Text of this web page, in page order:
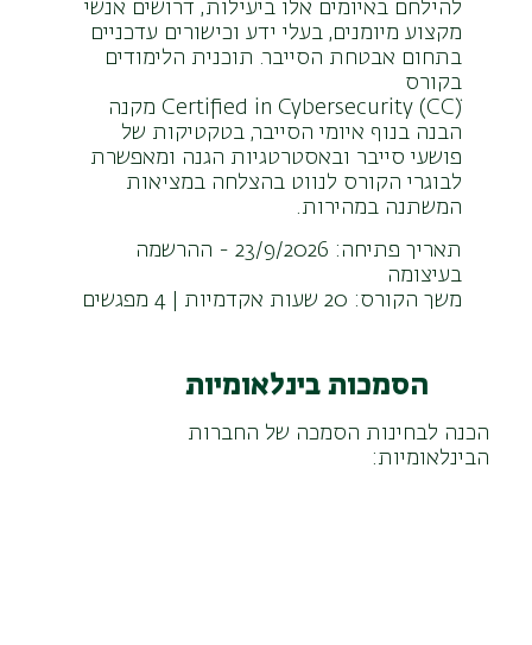
להילחם באיומים אלו ביעילות, דרושים אנשי
מקצוע מיומנים, בעלי ידע וכישורים עדכניים
בתחום אבטחת הסייבר. תוכנית הלימודים
בקורס
(Certified in Cybersecurity (CCׂ מקנה
הבנה בנוף איומי הסייבר, בטקטיקות של
פושעי סייבר ובאסטרטגיות הגנה ומאפשרת
לבוגרי הקורס לנווט בהצלחה במציאות
המשתנה במהירות.
תאריך פתיחה: 23/9/2026 - ההרשמה
בעיצומה
משך הקורס: 20 שעות אקדמיות | 4 מפגשים
הסמכות בינלאומיות
הכנה לבחינות הסמכה של החברות
הבינלאומיות: